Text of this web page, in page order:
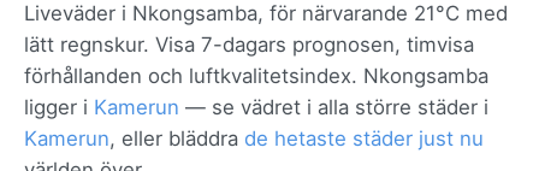
Liveväder i Nkongsamba, för närvarande 21°C med
lätt regnskur. Visa 7-dagars prognosen, timvisa
förhållanden och luftkvalitetsindex. Nkongsamba
ligger i Kamerun — se vädret i alla större städer i
Kamerun, eller bläddra de hetaste städer just nu